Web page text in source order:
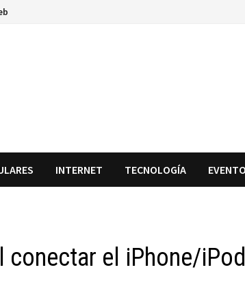
INTERNET TECNOLOGÍA
conectar el iPhone/